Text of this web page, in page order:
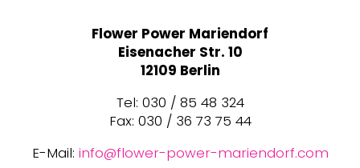
Flower Power Mariendorf
Eisenacher Str. 10
12109 Berlin
Tel: 030 / 85 48 324
Fax: 030 / 36 73 75 44
E-Mail: info@flower-power-mariendorf.com